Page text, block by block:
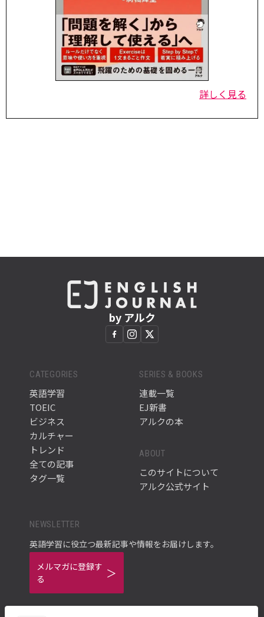
詳しく見る
by アルク
CATEGORIES
英語学習
TOEIC
ビジネス
カルチャー
トレンド
全ての記事
タグ一覧
SERIES & BOOKS
連載一覧
EJ新書
アルクの本
ABOUT
このサイトについて
アルク公式サイト
NEWSLETTER
英語学習に役立つ最新記事や情報をお届けします。
メルマガに登録す
る